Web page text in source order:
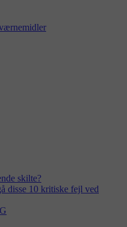
skilte?
disse 10 kritiske fejl ved